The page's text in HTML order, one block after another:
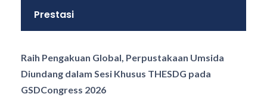
Prestasi
Raih Pengakuan Global, Perpustakaan Umsida
Diundang dalam Sesi Khusus THESDG pada
GSDCongress 2026